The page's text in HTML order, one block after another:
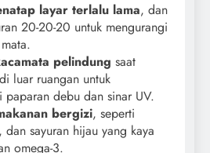
layar terlalu lama, dan
20-20-20 untuk mengurangi
pelindung saat
luar ruangan untuk
paparan debu dan sinar UV.
bergizi, seperti
sayuran hijau yang kaya
omega-3.